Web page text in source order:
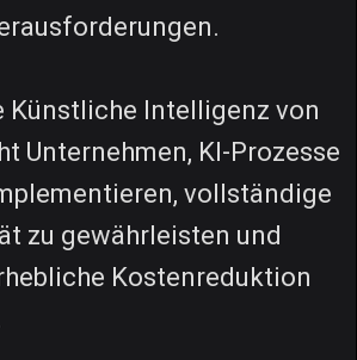
Künstliche Intelligenz von
Unternehmen, KI-Prozesse
vollständige
zu gewährleisten und
Kostenreduktion